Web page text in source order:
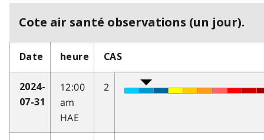
Cote air santé observations (un jour).
Date heure CAS
2024-
07-31
12:00
am
HAE
2